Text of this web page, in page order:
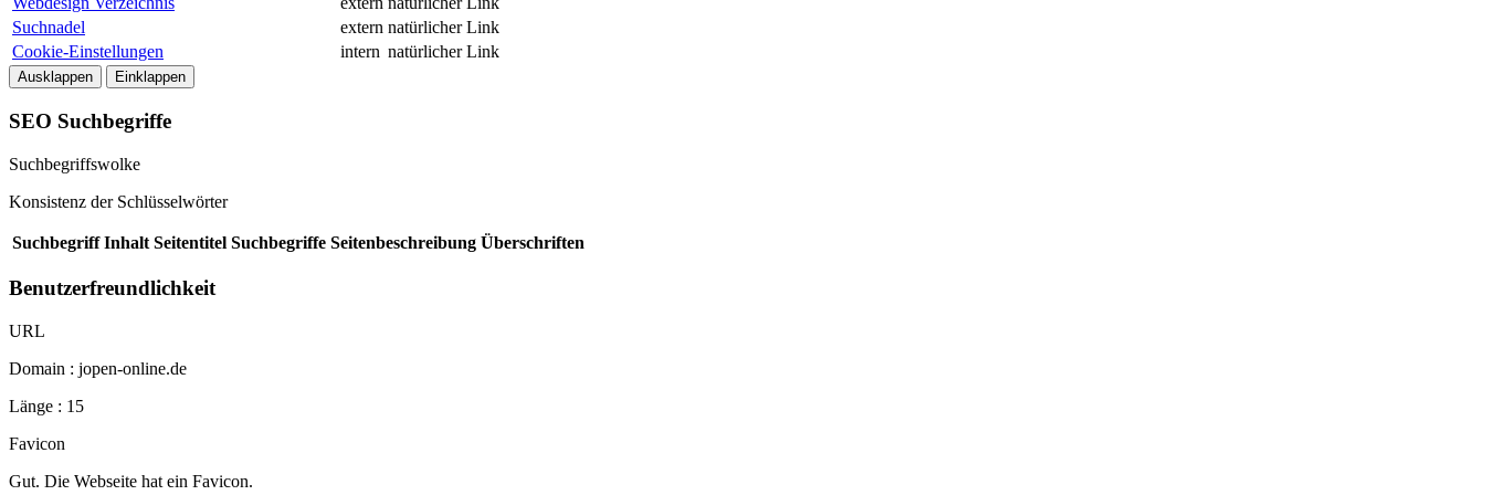
Suchnadel
extern natürlicher Link
Cookie-Einstellungen
intern natürlicher Link
Ausklappen Einklappen
SEO Suchbegriffe
Suchbegriffswolke
Konsistenz der Schlüsselwörter
Suchbegriff Inhalt Seitentitel Suchbegriffe Seitenbeschreibung Überschriften
Benutzerfreundlichkeit
URL
Domain : jopen-online.de
Länge : 15
Favicon
Gut. Die Webseite hat ein Favicon.